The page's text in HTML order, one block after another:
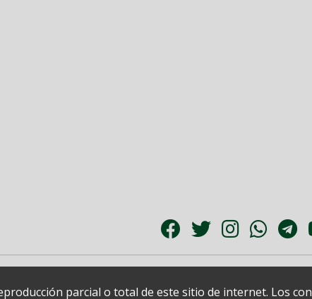
parcial o total de este sitio de internet. Los